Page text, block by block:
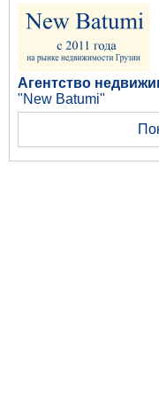
Агентство
"New Batumi"